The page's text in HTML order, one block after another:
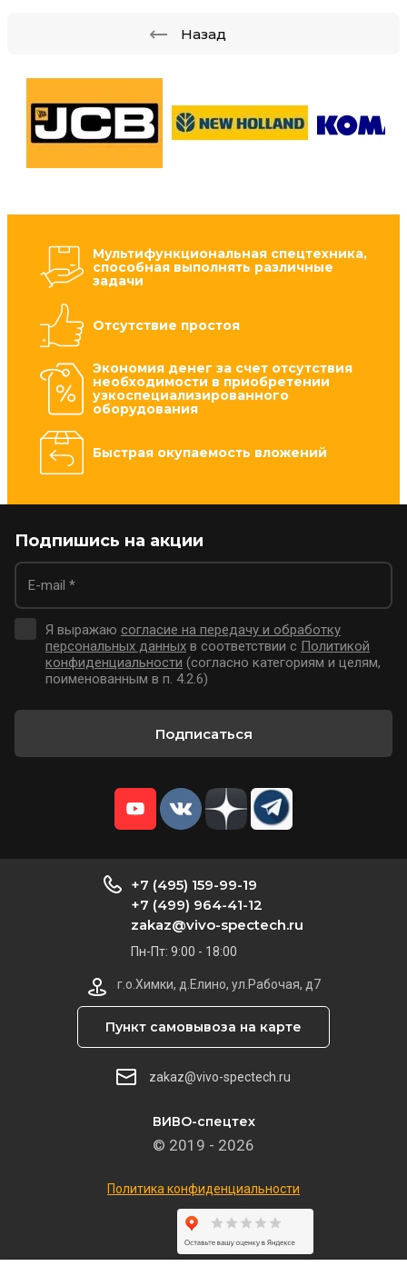
Назад
Мультифункциональная спецтехника,
способная выполнять различные
задачи
Отсутствие простоя
Экономия денег за счет отсутствия
необходимости в приобретении
узкоспециализированного
оборудования
Быстрая окупаемость вложений
Подпишись на акции
Я выражаю согласие на передачу и обработку
персональных данных в соответствии с Политикой
конфиденциальности (согласно категориям и целям,
поименованным в п. 4.2.6)
Подписаться
ВИВО-спецтех
© 2019 - 2026
Политика конфиденциальности
+7 (495) 159-99-19
+7 (499) 964-41-12
zakaz@vivo-spectech.ru
Пн-Пт: 9:00 - 18:00
г.о.Химки, д.Елино, ул.Рабочая, д7
Пункт самовывоза на карте
zakaz@vivo-spectech.ru